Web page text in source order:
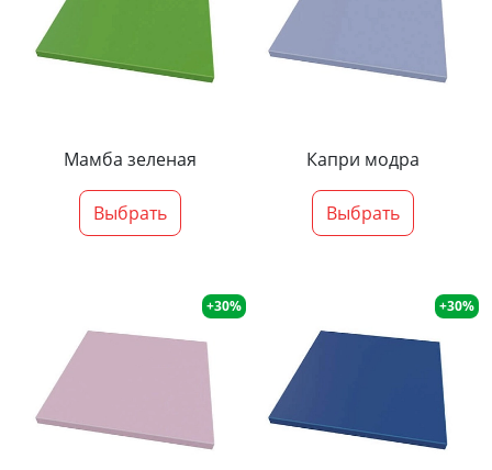
Мамба зеленая
Выбрать
Капри модра
Выбрать
+30% +30%